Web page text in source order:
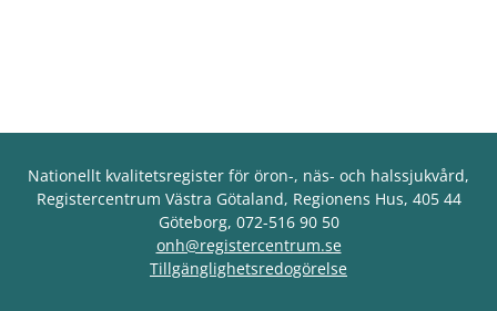
Nationellt kvalitetsregister för öron-, näs- och halssjukvård,
Registercentrum Västra Götaland, Regionens Hus, 405 44
Göteborg, 072-516 90 50
onh@registercentrum.se
Tillgänglighetsredogörelse